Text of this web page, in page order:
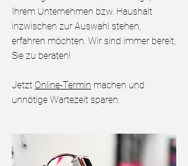
Ihrem Unternehmen bzw. Haushalt
inzwischen zur Auswahl stehen,
erfahren möchten. Wir sind immer bereit,
Sie zu beraten!
Jetzt Online-Termin machen und
unnötige Wartezeit sparen.